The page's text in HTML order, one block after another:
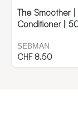
The Smoother |
Conditioner |
SEBMAN
CHF8.50